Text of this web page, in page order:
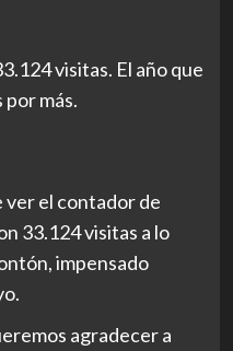
visitas. El año que
por más.
ver el contador de
33.124 visitas a lo
impensado
agradecer a